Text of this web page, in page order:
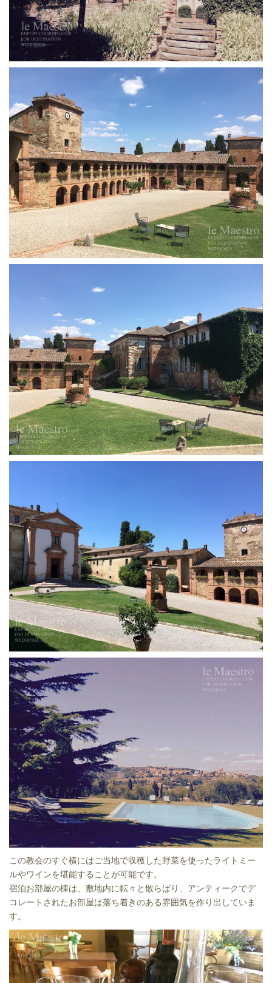
この教会のすぐ横にはご当地で収穫した野菜を使ったライトミー
ルやワインを堪能することが可能です。
宿泊お部屋の棟は、敷地内に転々と散らばり、アンティークでデ
コレートされたお部屋は落ち着きのある雰囲気を作り出していま
す。